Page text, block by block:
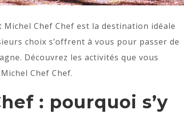
Chef Chef est la destination idéale
choix s’offrent à vous pour passer de
Découvrez les activités que vous
Chef Chef.
: pourquoi s’y